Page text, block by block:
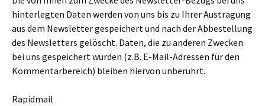
hinterlegten Daten werden von uns bis zu Ihrer Austragung
aus dem Newsletter gespeichert und nach der Abbestellung
des Newsletters gelöscht. Daten, die zu anderen Zwecken
bei uns gespeichert wurden (z.B. E-Mail-Adressen für den
Kommentarbereich) bleiben hiervon unberührt.
Rapidmail